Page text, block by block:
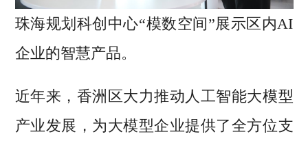
珠海规划科创中心“模数空间”展示区内AI
企业的智慧产品。
近年来，香洲区大力推动人工智能大模型
产业发展，为大模型企业提供了全方位支